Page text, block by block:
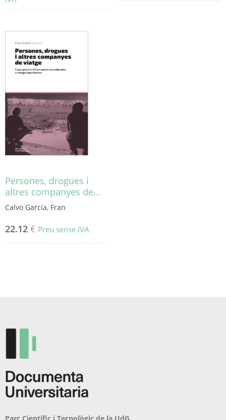
diverses
variants.
Les
es
poden
triar
la
pàgina
del
Persones, drogues i
altres companyes de…
Calvo García, Fran
22.12 € Preu sense IVA